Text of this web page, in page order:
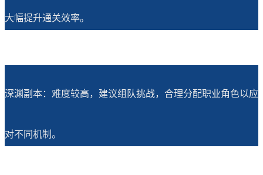
大幅提升通关效率。
深渊副本：难度较高，建议组队挑战，合理分配职业角色以应
对不同机制。